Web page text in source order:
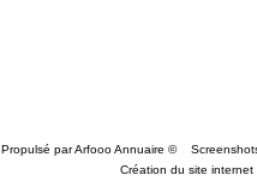
Propulsé parArfooo Annuaire ©
Création du site internet